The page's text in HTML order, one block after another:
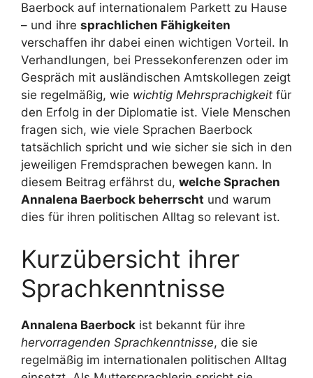
Baerbock auf internationalem Parkett zu Hause
– und ihre sprachlichen Fähigkeiten
verschaffen ihr dabei einen wichtigen Vorteil. In
Verhandlungen, bei Pressekonferenzen oder im
Gespräch mit ausländischen Amtskollegen zeigt
sie regelmäßig, wie wichtig Mehrsprachigkeit für
den Erfolg in der Diplomatie ist. Viele Menschen
fragen sich, wie viele Sprachen Baerbock
tatsächlich spricht und wie sicher sie sich in den
jeweiligen Fremdsprachen bewegen kann. In
diesem Beitrag erfährst du, welche Sprachen
Annalena Baerbock beherrscht und warum
dies für ihren politischen Alltag so relevant ist.
Kurzübersicht ihrer
Sprachkenntnisse
Annalena Baerbock ist bekannt für ihre
hervorragenden Sprachkenntnisse, die sie
regelmäßig im internationalen politischen Alltag